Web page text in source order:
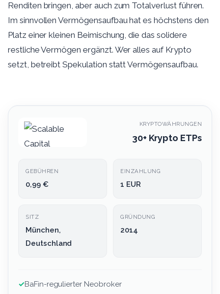
Renditen bringen, aber auch zum Totalverlust führen.
Im sinnvollen Vermögensaufbau hat es höchstens den
Platz einer kleinen Beimischung, die das solidere
restliche Vermögen ergänzt. Wer alles auf Krypto
setzt, betreibt Spekulation statt Vermögensaufbau.
KRYPTOWÄHRUNGEN
30+ Krypto ETPs
GEBÜHREN
0,99 €
EINZAHLUNG
1 EUR
SITZ
München,
Deutschland
GRÜNDUNG
2014
✓BaFin-regulierter Neobroker